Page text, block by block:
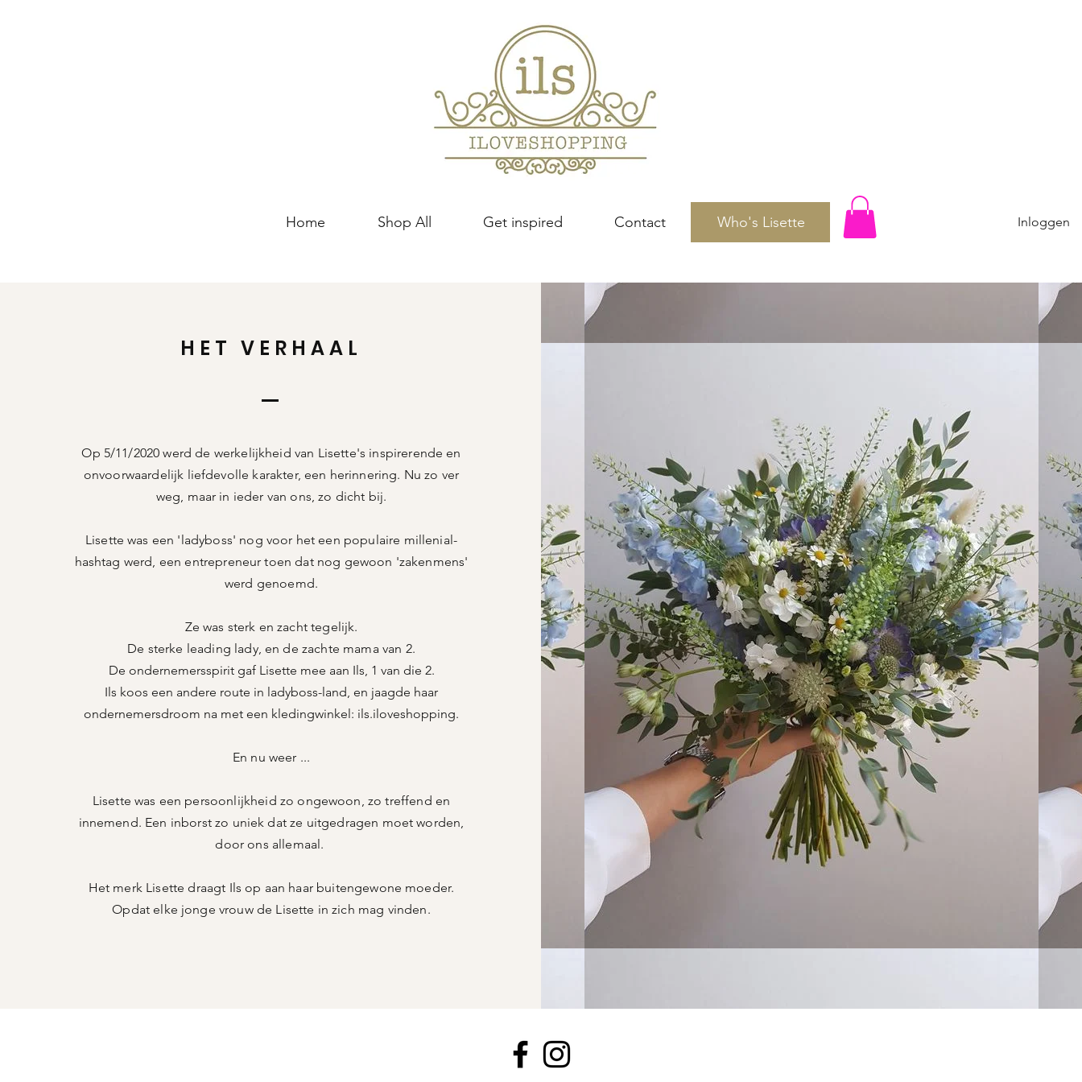
Home Shop All Get inspired Contact Who's Lisette Inloggen
HET VERHAAL
Op 5/11/2020 werd de werkelijkheid van Lisette's inspirerende en
onvoorwaardelijk liefdevolle karakter, een herinnering. Nu zo ver
weg, maar in ieder van ons, zo dicht bij.
Lisette was een 'ladyboss' nog voor het een populaire millenial-
hashtag werd, een entrepreneur toen dat nog gewoon 'zakenmens'
werd genoemd.
Ze was sterk en zacht tegelijk.
De sterke leading lady, en de zachte mama van 2.
De ondernemersspirit gaf Lisette mee aan Ils, 1 van die 2.
Ils koos een andere route in ladyboss-land, en jaagde haar
ondernemersdroom na met een kledingwinkel: ils.iloveshopping.
En nu weer ...
Lisette was een persoonlijkheid zo ongewoon, zo treffend en
innemend. Een inborst zo uniek dat ze uitgedragen moet worden,
door ons allemaal.
Het merk Lisette draagt Ils op aan haar buitengewone moeder.
Opdat elke jonge vrouw de Lisette in zich mag vinden.